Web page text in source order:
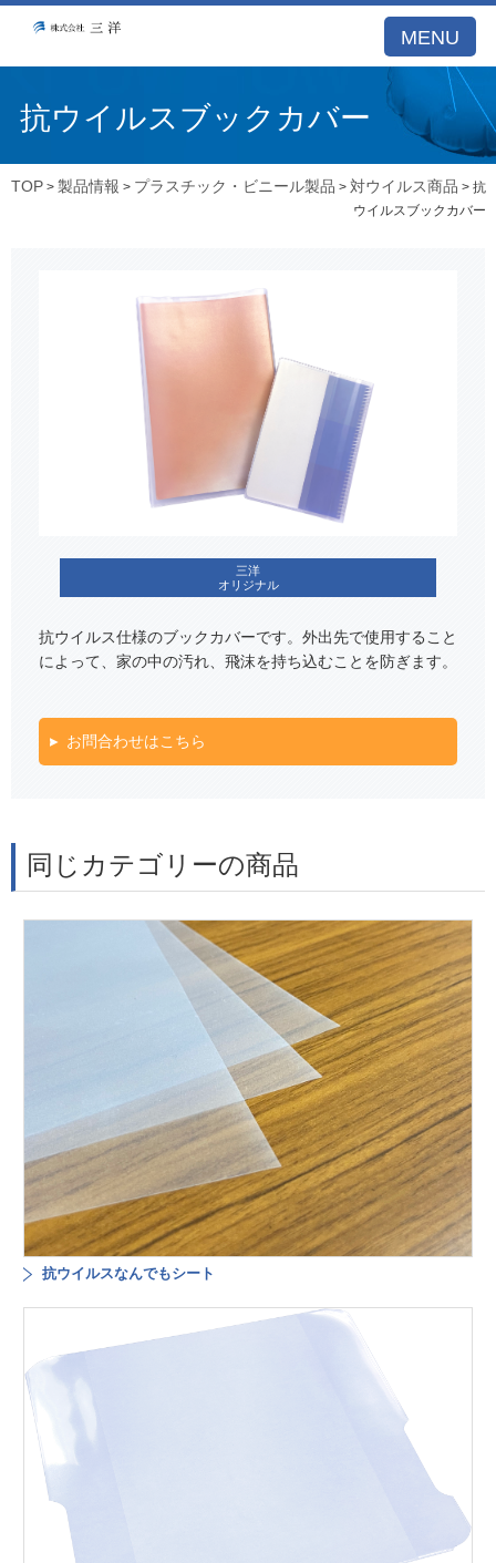
MENU
抗ウイルスブックカバー
TOP >製品情報 > プラスチック・ビニール製品 >対ウイルス商品 > 抗
ウイルスブックカバー
三洋
オリジナル
抗ウイルス仕様のブックカバーです。外出先で使用すること
によって、家の中の汚れ、飛沫を持ち込むことを防ぎます。
お問合わせはこちら
同じカテゴリーの商品
抗ウイルスなんでもシート